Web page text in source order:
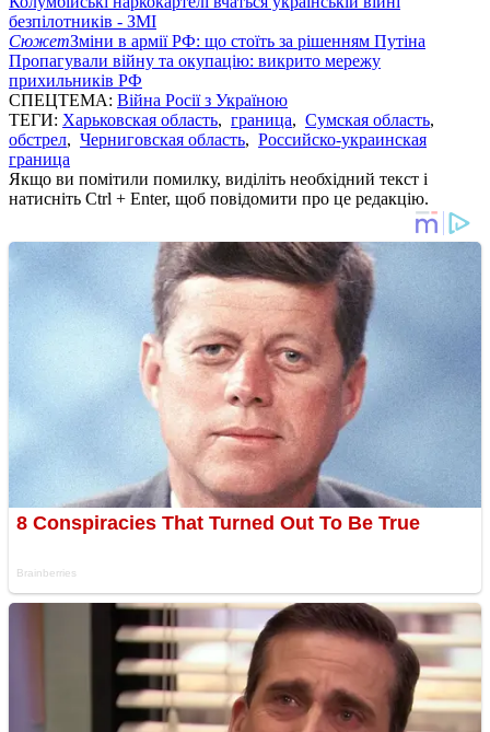
безпілотників - ЗМІ
СюжетЗміни в армії РФ: що стоїть за рішенням Путіна
Пропагували війну та окупацію: викрито мережу
прихильників РФ
СПЕЦТЕМА: Війна Росії з Україною
ТЕГИ: Харьковская область, граница, Сумская область,
обстрел, Черниговская область, Российско-украинская
граница
Якщо ви помітили помилку, виділіть необхідний текст і
натисніть Ctrl + Enter, щоб повідомити про це редакцію.